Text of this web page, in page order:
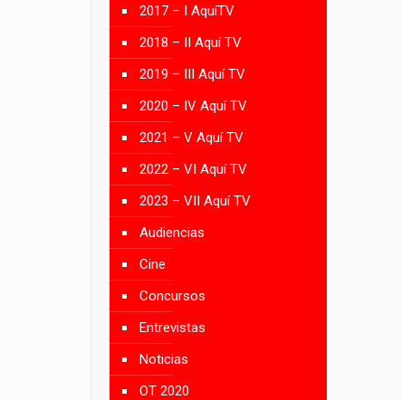
2017 – I AquíTV
2018 – II Aquí TV
2019 – III Aquí TV
2020 – IV Aquí TV
2021 – V Aquí TV
2022 – VI Aquí TV
2023 – VII Aquí TV
Audiencias
Cine
Concursos
Entrevistas
Noticias
OT 2020